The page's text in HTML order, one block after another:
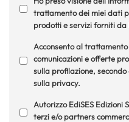
trattamento dei miei dati
prodotti e servizi forniti da
Acconsento al
comunicazioni e offerte
sulla profilazione,
sulla privacy.
Autorizzo EdiSES Edizioni
terzi e/o partners